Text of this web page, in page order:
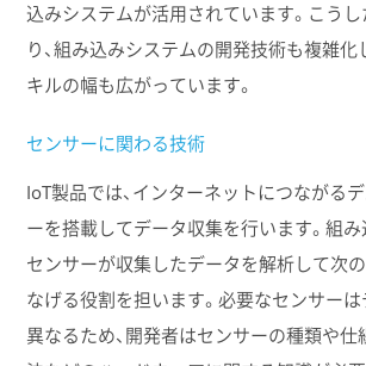
込みシステムが活用されています。こう
り、組み込みシステムの開発技術も複雑化
キルの幅も広がっています。
センサーに関わる技術
IoT製品では、インターネットにつながる
ーを搭載してデータ収集を行います。組み
センサーが収集したデータを解析して次
なげる役割を担います。必要なセンサー
異なるため、開発者はセンサーの種類や仕